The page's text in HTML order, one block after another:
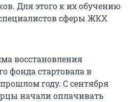
Для этого к их обучению
сферы ЖКХ
восстановления
фонда стартовала в
году. С сентября
начали оплачивать